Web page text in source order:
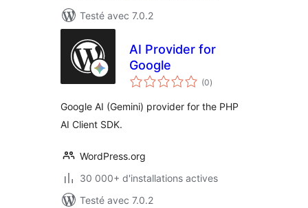
Testé avec 7.0.2
AI Provider for
Google
(0notes
en
)
Google AI (Gemini) provider for the PHP
AI Client SDK.
WordPress.org
30 000+ d'installations actives
Testé avec 7.0.2